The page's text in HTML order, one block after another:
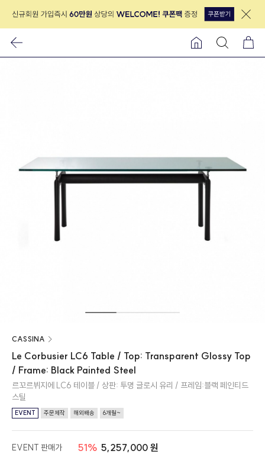
CASSINA
Le Corbusier LC6 Table / Top: Transparent Glossy Top
/ Frame: Black Painted Steel
르꼬르뷔지에 LC6 테이블 / 상판: 투명 글로시 유리 / 프레임:블랙 페인티드
스틸
EVENT 주문제작 해외배송 6개월~
EVENT 판매가 51% 5,257,000 원